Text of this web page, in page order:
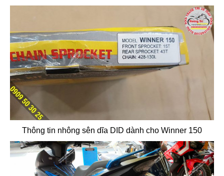
Thông tin nhông sên dĩa DID dành cho Winner 150